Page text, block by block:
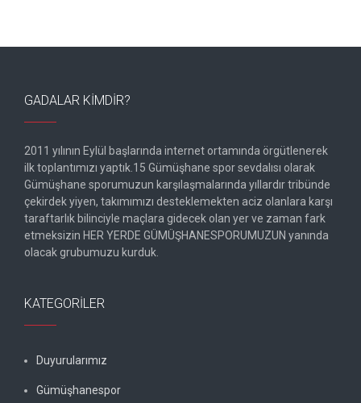
GADALAR KIMDIR?
2011 yılının Eylül başlarında internet ortamında örgütlenerek
ilk toplantımızı yaptık.15 Gümüşhane spor sevdalısı olarak
Gümüşhane sporumuzun karşılaşmalarında yıllardır tribünde
çekirdek yiyen, takımımızı desteklemekten aciz olanlara karşı
taraftarlık bilinciyle maçlara gidecek olan yer ve zaman fark
etmeksizin HER YERDE GÜMÜŞHANESPORUMUZUN yanında
olacak grubumuzu kurduk.
KATEGORILER
Duyurularımız
Gümüşhanespor